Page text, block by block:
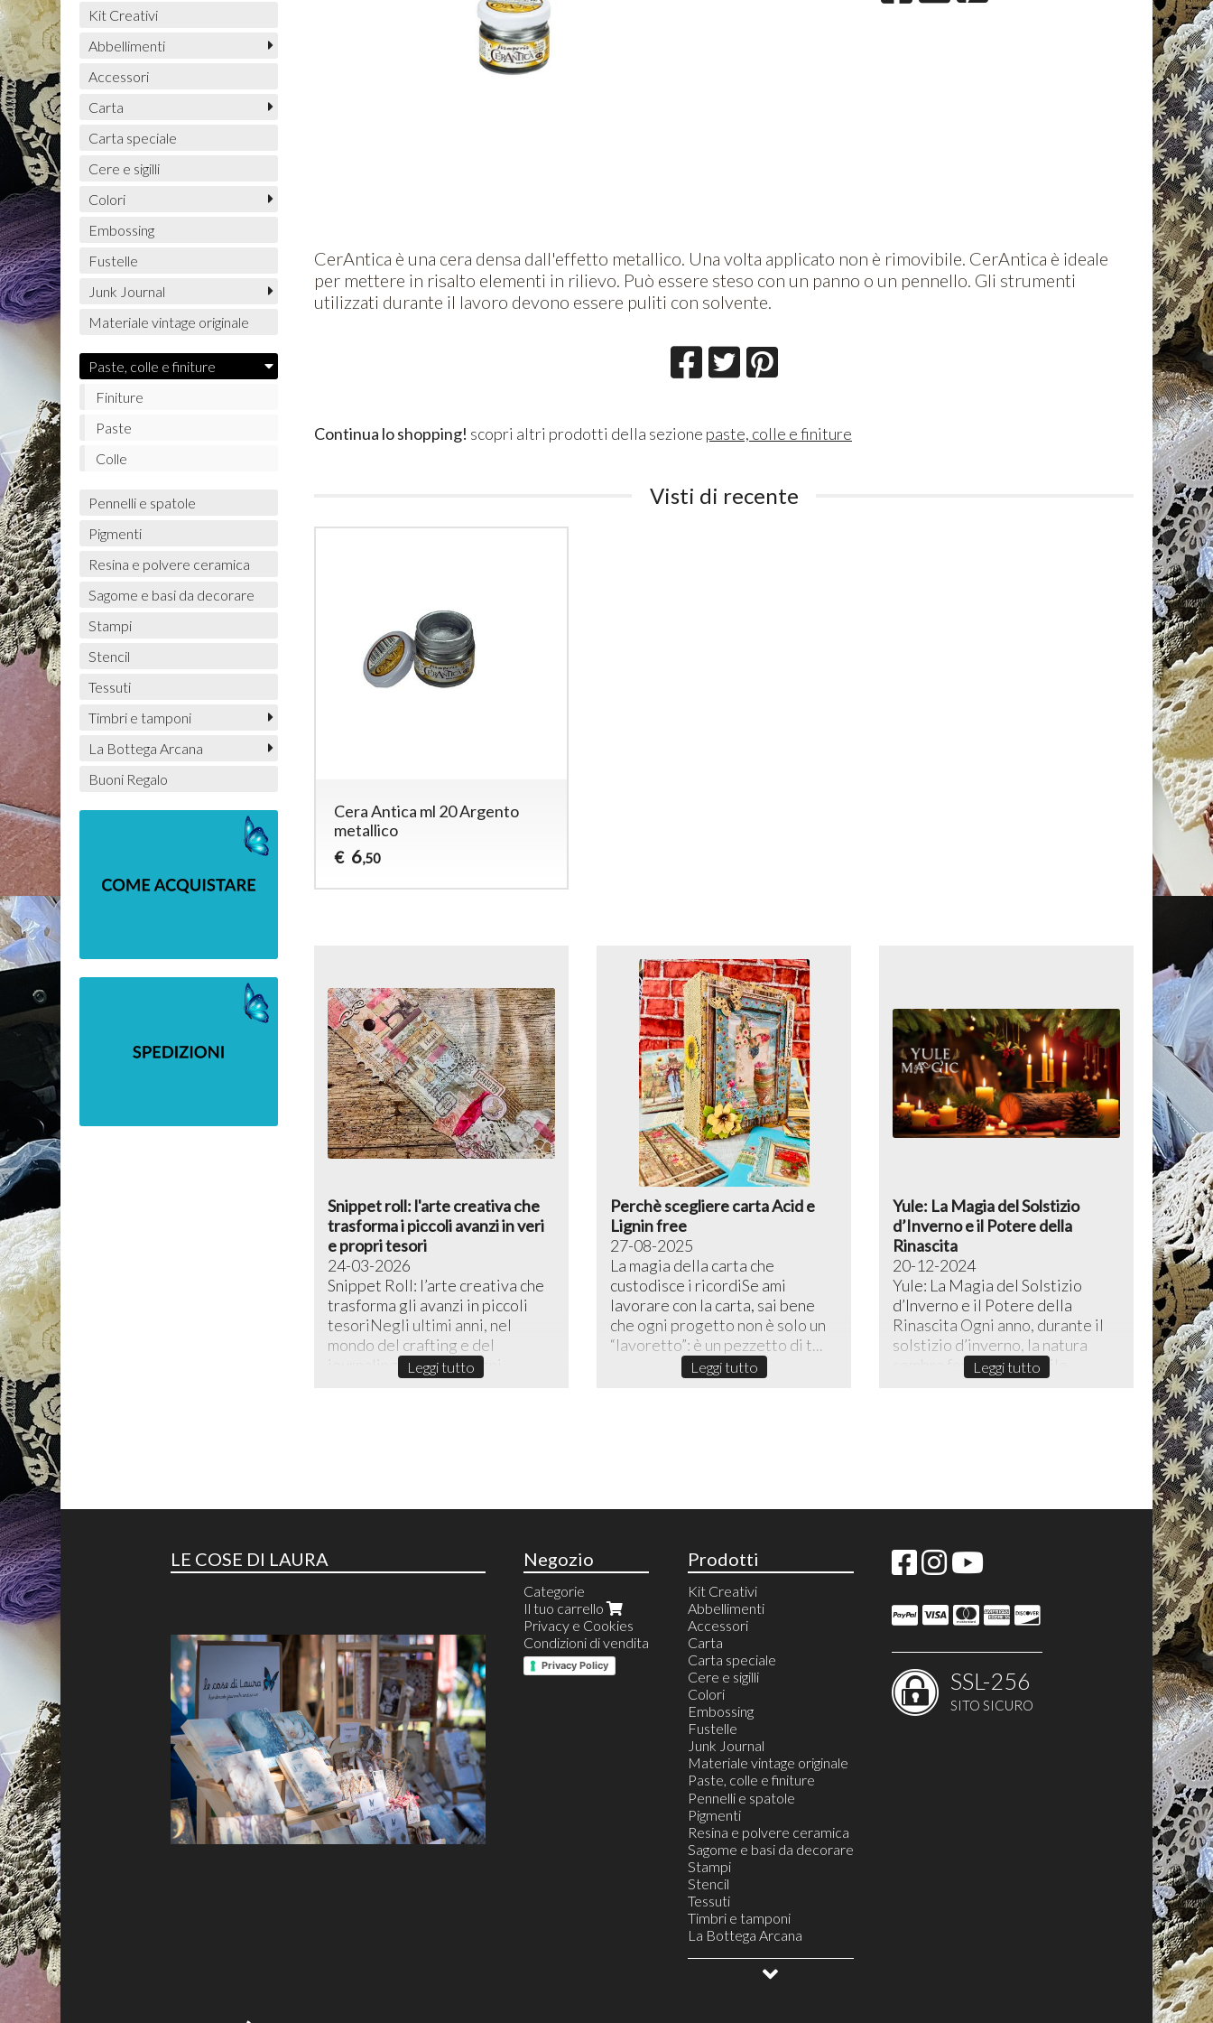
CerAntica è una cera densa dall'effetto metallico. Una volta applicato non è rimovibile. CerAntica è ideale
per mettere in risalto elementi in rilievo. Può essere steso con un panno o un pennello. Gli strumenti
utilizzati durante il lavoro devono essere puliti con solvente.
Continua lo shopping! scopri altri prodotti della sezione paste, colle e finiture
Visti di recente
Cera Antica ml 20 Argento
metallico
€ 6,50
Snippet roll: l'arte creativa che
trasforma i piccoli avanzi in veri
e propri tesori
24-03-2026
Snippet Roll: l’arte creativa che
trasforma gli avanzi in piccoli
tesoriNegli ultimi anni, nel
mondo del crafting e del
journaling creativo, lo sni...
Leggi tutto
Perchè scegliere carta Acid e
Lignin free
27-08-2025
La magia della carta che
custodisce i ricordiSe ami
lavorare con la carta, sai bene
che ogni progetto non è solo un
“lavoretto”: è un pezzetto di t...
Leggi tutto
Yule: La Magia del Solstizio
d’Inverno e il Potere della
Rinascita
20-12-2024
Yule: La Magia del Solstizio
d’Inverno e il Potere della
Rinascita ​Ogni anno, durante il
solstizio d’inverno, la natura
sembra fermarsi in un sile...
Leggi tutto
Kit Creativi
Abbellimenti
Accessori
Carta
Carta speciale
Cere e sigilli
Colori
Embossing
Fustelle
Junk Journal
Materiale vintage originale
Paste, colle e finiture
Finiture
Paste
Colle
Pennelli e spatole
Pigmenti
Resina e polvere ceramica
Sagome e basi da decorare
Stampi
Stencil
Tessuti
Timbri e tamponi
La Bottega Arcana
Buoni Regalo
LE COSE DI LAURA Negozio
Categorie
Il tuo carrello
Privacy e Cookies
Condizioni di vendita
Privacy Policy
Prodotti
Kit Creativi
Abbellimenti
Accessori
Carta
Carta speciale
Cere e sigilli
Colori
Embossing
Fustelle
Junk Journal
Materiale vintage originale
Paste, colle e finiture
Finiture
Paste
Colle
Pennelli e spatole
Pigmenti
Resina e polvere ceramica
Sagome e basi da decorare
Stampi
Stencil
Tessuti
Timbri e tamponi
La Bottega Arcana
SSL-256
SITO SICURO